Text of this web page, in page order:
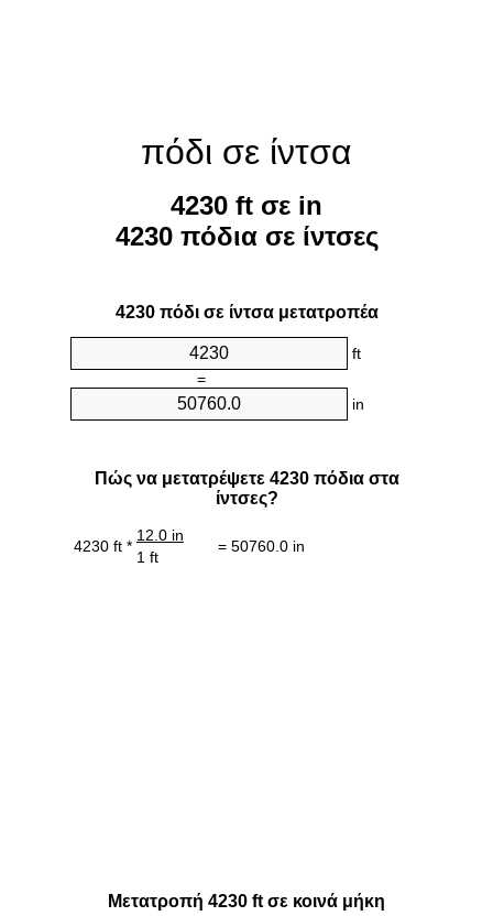
πόδι σε ίντσα
4230 ft σε in
4230 πόδια σε ίντσες
4230 πόδι σε ίντσα μετατροπέα
ft
=
in
Πώς να μετατρέψετε 4230 πόδια στα
ίντσες?
4230 ft *
12.0 in
= 50760.0 in
1 ft
Μετατροπή 4230 ft σε κοινά μήκη